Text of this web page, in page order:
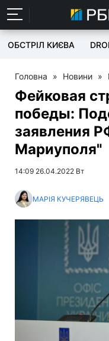
ОБСТРІЛ КИЄВА
Головна » Новини »
Фейковая
победы:
заявления
Мариуполя"
14:09 26.04.2022 Вт
МАРІЯ КУЧЕРЯВЕЦЬ